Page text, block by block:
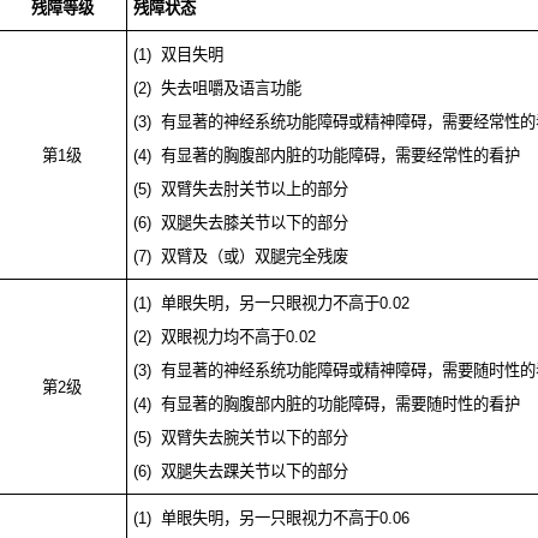
残障等级 残障状态
第1级
(1) 双目失明
(2) 失去咀嚼及语言功能
(3) 有显著的神经系统功能障碍或精神障碍，需要经常性
(4) 有显著的胸腹部内脏的功能障碍，需要经常性的看护
(5) 双臂失去肘关节以上的部分
(6) 双腿失去膝关节以下的部分
(7) 双臂及（或）双腿完全残废
第2级
(1) 单眼失明，另一只眼视力不高于0.02
(2) 双眼视力均不高于0.02
(3) 有显著的神经系统功能障碍或精神障碍，需要随时性
(4) 有显著的胸腹部内脏的功能障碍，需要随时性的看护
(5) 双臂失去腕关节以下的部分
(6) 双腿失去踝关节以下的部分
(1) 单眼失明，另一只眼视力不高于0.06